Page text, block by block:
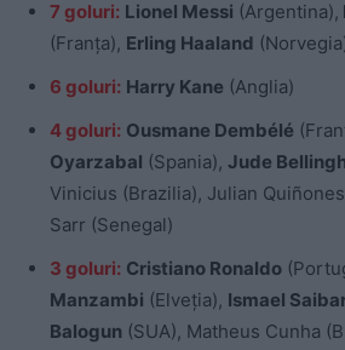
7 goluri: Lionel Messi (Argentina),
(Franța), Erling Haaland
6 goluri: Harry Kane (Anglia)
4 goluri: Ousmane Dembélé
Oyarzabal (Spania), Jude
Vinicius (Brazilia), Julian
Sarr (Senegal)
3 goluri: Cristiano Ronaldo
Manzambi (Elveția), Ismael
Balogun (SUA), Matheus Cunha